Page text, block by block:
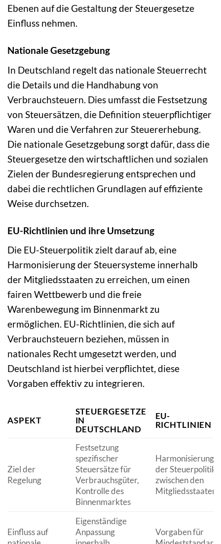
Ebenen auf die Gestaltung der Steuergesetze
Einfluss nehmen.
Nationale Gesetzgebung
In Deutschland regelt das nationale Steuerrecht
die Details und die Handhabung von
Verbrauchsteuern. Dies umfasst die Festsetzung
von Steuersätzen, die Definition steuerpflichtiger
Waren und die Verfahren zur Steuererhebung.
Die nationale Gesetzgebung sorgt dafür, dass die
Steuergesetze den wirtschaftlichen und sozialen
Zielen der Bundesregierung entsprechen und
dabei die rechtlichen Grundlagen auf effiziente
Weise durchsetzen.
EU-Richtlinien und ihre Umsetzung
Die EU-Steuerpolitik zielt darauf ab, eine
Harmonisierung der Steuersysteme innerhalb
der Mitgliedsstaaten zu erreichen, um einen
fairen Wettbewerb und die freie
Warenbewegung im Binnenmarkt zu
ermöglichen. EU-Richtlinien, die sich auf
Verbrauchsteuern beziehen, müssen in
nationales Recht umgesetzt werden, und
Deutschland ist hierbei verpflichtet, diese
Vorgaben effektiv zu integrieren.
ASPEKT
STEUERGESETZE
IN
DEUTSCHLAND
EU-
RICHTLINIEN
Ziel der
Regelung
Festsetzung
spezifischer
Steuersätze für
Verbrauchsgüter,
Kontrolle des
Binnenmarktes
Harmonisierung
der Steuerpolitik
zwischen den
Mitgliedsstaaten
Einfluss auf
Eigenständige
Anpassung
Vorgaben für